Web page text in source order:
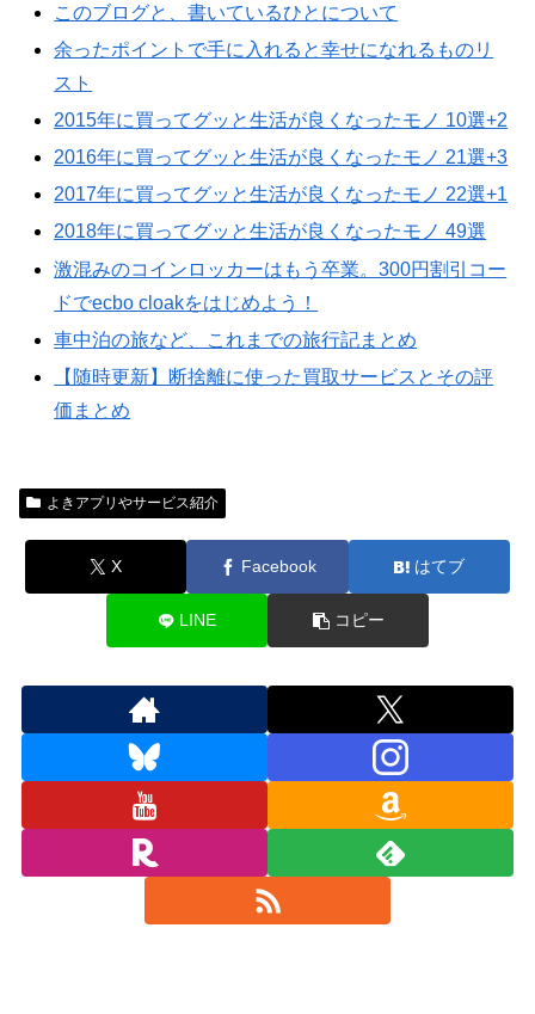
このブログと、書いているひとについて
余ったポイントで手に入れると幸せになれるものリ
スト
2015年に買ってグッと生活が良くなったモノ 10選+2
2016年に買ってグッと生活が良くなったモノ 21選+3
2017年に買ってグッと生活が良くなったモノ 22選+1
2018年に買ってグッと生活が良くなったモノ 49選
激混みのコインロッカーはもう卒業。300円割引コー
ドでecbo cloakをはじめよう！
車中泊の旅など、これまでの旅行記まとめ
【随時更新】断捨離に使った買取サービスとその評
価まとめ
よきアプリやサービス紹介
X Facebook はてブ
LINE コピー